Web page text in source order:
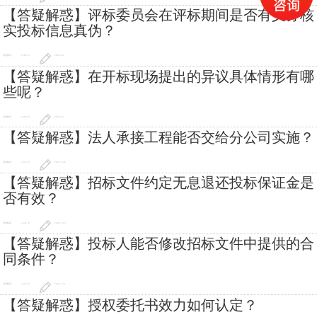
【答疑解惑】评标委员会在评标期间是否有义务核
实投标信息真伪？
【答疑解惑】在开标现场提出的异议具体情形有哪
些呢？
答疑解惑 1258 次 2025-8-4
【答疑解惑】法人承接工程能否交给分公司实施？
答疑解惑 1372 次 2025-7-28
【答疑解惑】招标文件约定无息退还投标保证金是
否有效？
答疑解惑 1341 次 2025-7-14
【答疑解惑】投标人能否修改招标文件中提供的合
同条件？
【答疑解惑】授权委托书效力如何认定？